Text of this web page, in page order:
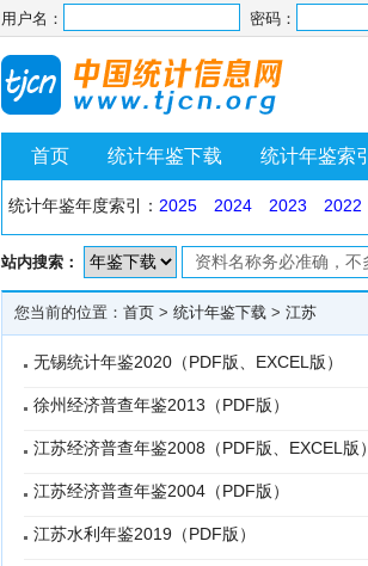
用户名： 密码：
首页 统计年鉴下载 统计年鉴索引
统计年鉴年度索引： 2025 2024 2023 2022
站内搜索：
您当前的位置： 首页 > 统计年鉴下载 > 江苏
无锡统计年鉴2020（PDF版、EXCEL版）
徐州经济普查年鉴2013（PDF版）
江苏经济普查年鉴2008（PDF版、EXCEL版）
江苏经济普查年鉴2004（PDF版）
江苏水利年鉴2019（PDF版）